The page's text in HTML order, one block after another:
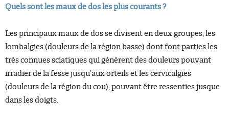
Quels sont les maux de dos les plus courants ?
Les principaux maux de dos se divisent en deux groupes, les
lombalgies (douleurs de la région basse) dont font parties les
très connues sciatiques qui génèrent des douleurs pouvant
irradier de la fesse jusqu’aux orteils et les cervicalgies
(douleurs de la région du cou), pouvant être ressenties jusque
dans les doigts.